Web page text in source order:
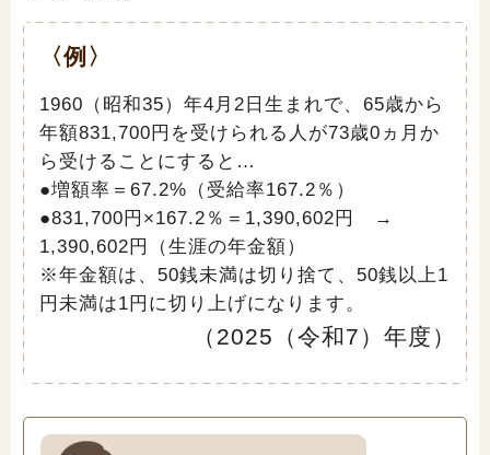
〈例〉
1960（昭和35）年4月2日生まれで、65歳から
年額831,700円を受けられる人が73歳0ヵ月か
ら受けることにすると…
●増額率＝67.2%（受給率167.2％）
●831,700円×167.2％＝1,390,602円 →
1,390,602円（生涯の年金額）
※年金額は、50銭未満は切り捨て、50銭以上1
円未満は1円に切り上げになります。
（2025（令和7）年度）